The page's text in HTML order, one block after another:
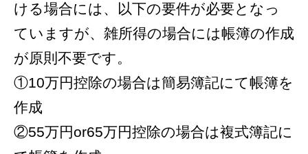
ける場合には、以下の要件が必要となっ
ていますが、雑所得の場合には帳簿の作成
が原則不要です。
①10万円控除の場合は簡易簿記にて帳簿を
作成
②55万円or65万円控除の場合は複式簿記に